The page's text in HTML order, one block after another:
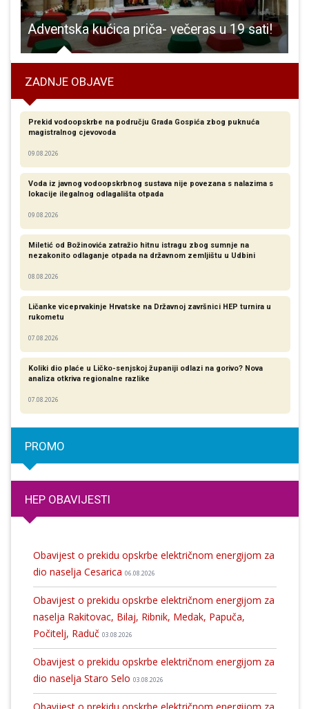
Adventska kućica priča- večeras u 19 sati!
ZADNJE OBJAVE
Prekid vodoopskrbe na području Grada Gospića zbog puknuća
magistralnog cjevovoda
09.08.2026
Voda iz javnog vodoopskrbnog sustava nije povezana s nalazima s
lokacije ilegalnog odlagališta otpada
09.08.2026
Miletić od Božinovića zatražio hitnu istragu zbog sumnje na
nezakonito odlaganje otpada na državnom zemljištu u Udbini
08.08.2026
Ličanke viceprvakinje Hrvatske na Državnoj završnici HEP turnira u
rukometu
07.08.2026
Koliki dio plaće u Ličko-senjskoj županiji odlazi na gorivo? Nova
analiza otkriva regionalne razlike​
07.08.2026
PROMO
HEP OBAVIJESTI
Obavijest o prekidu opskrbe električnom energijom za
dio naselja Cesarica 06.08.2026
Obavijest o prekidu opskrbe električnom energijom za
naselja Rakitovac, Bilaj, Ribnik, Medak, Papuča,
Počitelj, Raduč 03.08.2026
Obavijest o prekidu opskrbe električnom energijom za
dio naselja Staro Selo 03.08.2026